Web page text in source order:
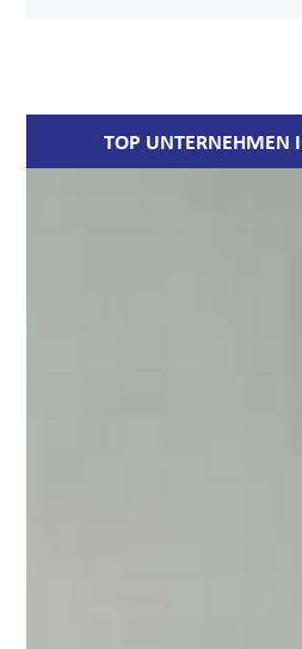
TOP UNTERNEHMEN